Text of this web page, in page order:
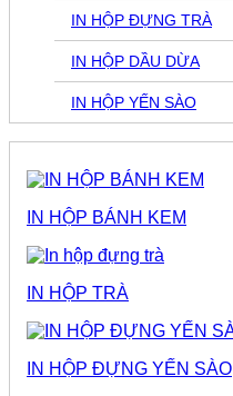
IN HỘP ĐỰNG TRÀ
IN HỘP DẦU DỪA
IN HỘP YẾN SÀO
IN HỘP BÁNH KEM
IN HỘP TRÀ
IN HỘP ĐỰNG YẾN SÀO